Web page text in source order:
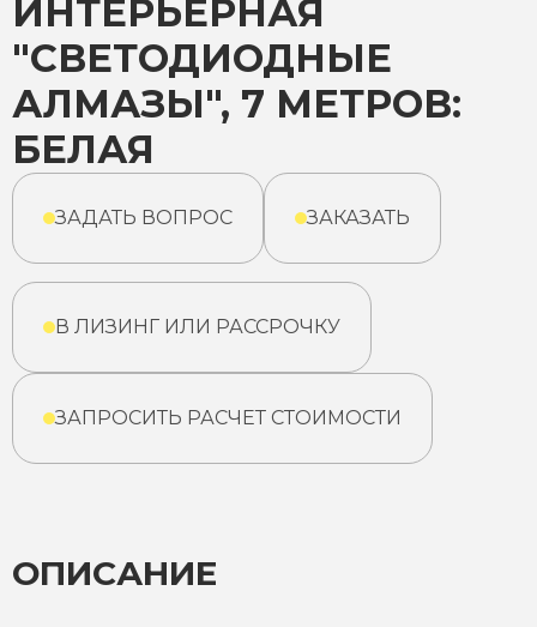
ИНТЕРЬЕРНАЯ
"СВЕТОДИОДНЫЕ
АЛМАЗЫ", 7 МЕТРОВ:
БЕЛАЯ
ЗАДАТЬ ВОПРОС ЗАКАЗАТЬ
В ЛИЗИНГ ИЛИ РАССРОЧКУ
ЗАПРОСИТЬ РАСЧЕТ СТОИМОСТИ
ОПИСАНИЕ